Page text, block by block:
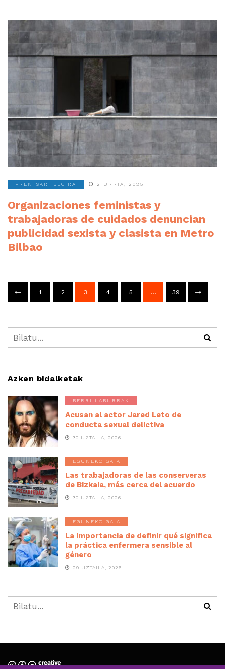
PRENTSARI BEGIRA 2 URRIA, 2025
Organizaciones feministas y
trabajadoras de cuidados denuncian
publicidad sexista y clasista en Metro
Bilbao
1 2 3 4 5 … 39
Azken bidalketak
BERRI LABURRAK
Acusan al actor Jared Leto de
conducta sexual delictiva
30 UZTAILA, 2026
EGUNEKO GAIA
Las trabajadoras de las conserveras
de Bizkaia, más cerca del acuerdo
30 UZTAILA, 2026
EGUNEKO GAIA
La importancia de definir qué significa
la práctica enfermera sensible al
género
29 UZTAILA, 2026